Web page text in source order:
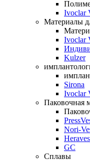
Ivoclar
Материалы
Ivoclar
Kulzer
Sirona
Ivoclar
Паковочная
Nori-
GC
Сплавы